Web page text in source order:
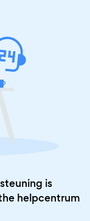
is
helpcentrum